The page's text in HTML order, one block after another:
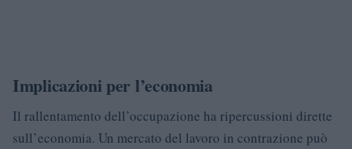
Implicazioni per l’economia
Il rallentamento dell’occupazione ha ripercussioni dirette
sull’economia. Un mercato del lavoro in contrazione può